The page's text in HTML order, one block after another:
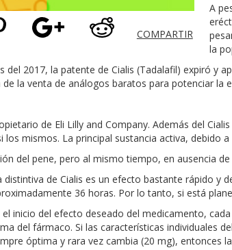
COMPARTIR
A
la
del 2017, la patente de Cialis (Tadalafil) expiró y
de la venta de análogos baratos para potenciar
de Eli Lilly and Company. Además del
los mismos. La principal sustancia activa, debido
del pene, pero al mismo tiempo, en ausencia
distintiva de Cialis es un efecto bastante rápido
36 horas. Por lo tanto, si está
inicio del efecto deseado del medicamento,
del fármaco. Si las características individuales
óptima y rara vez cambia (20 mg), entonces